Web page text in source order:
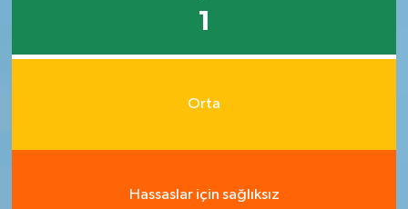
1
Orta
Hassaslar için sağlıksız